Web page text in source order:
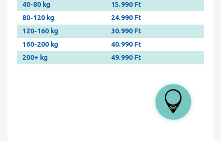
40-80 kg
15.990 Ft
80-120 kg
24.990 Ft
120-160 kg
30.990 Ft
160-200 kg
40.990 Ft
200+ kg
49.990 Ft